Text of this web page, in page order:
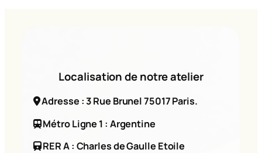
Localisation de notre atelier
Adresse : 3 Rue Brunel 75017 Paris.
Métro Ligne 1 : Argentine
RER A : Charles de Gaulle Etoile